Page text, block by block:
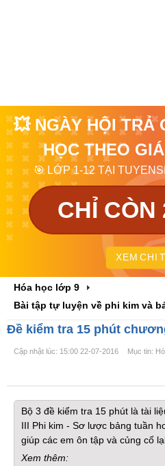
💥 NGÀY HỘI TRẢ
HỌC THEO GIÁ
🎯 LỚP 1-12 TẠI
CHỈ CÒN
XEM CHI
Hóa học lớp 9
Bài tập tự luyện về phi kim và
Đề kiểm tra 15 phút
Cập nhật lúc: 15:00 22-07-2016 Mục tin:
Bộ 3 đề kiểm tra 15 phút là tài
III Phi kim - Sơ lược bảng tuần
giúp các em ôn tập và củng cố
Xem thêm: